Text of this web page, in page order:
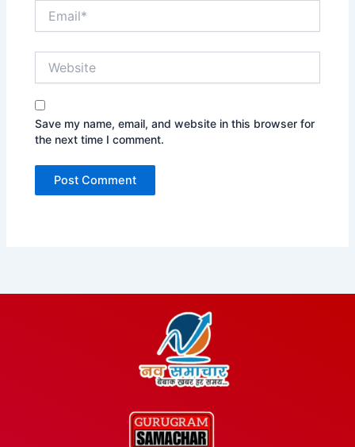
Save my name, email, and website in this browser for
the next time I comment.